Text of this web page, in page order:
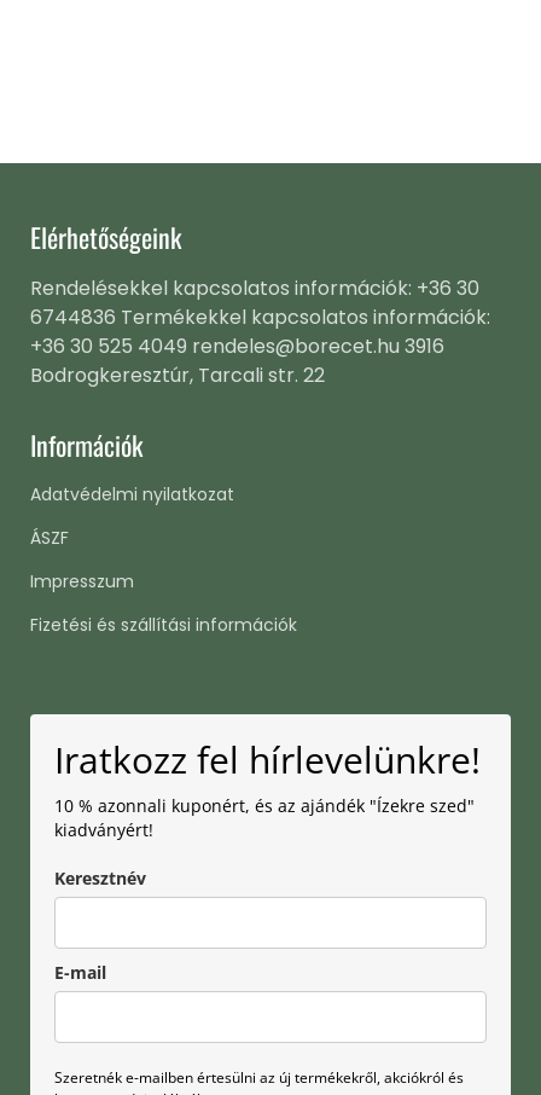
Elérhetőségeink
Rendelésekkel kapcsolatos információk: +36 30
6744836 Termékekkel kapcsolatos információk:
+36 30 525 4049 rendeles@borecet.hu 3916
Bodrogkeresztúr, Tarcali str. 22
Információk
Adatvédelmi nyilatkozat
ÁSZF
Impresszum
Fizetési és szállítási információk
Iratkozz fel hírlevelünkre!
10 % azonnali kuponért, és az ajándék "Ízekre szed"
kiadványért!
Keresztnév
E-mail
Szeretnék e-mailben értesülni az új termékekről, akciókról és